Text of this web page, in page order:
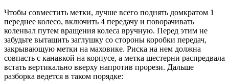
Чтобы совместить метки, лучше всего поднять домкратом 1
переднее колесо, включить 4 передачу и поворачивать
коленвал путем вращения колеса вручную. Перед этим не
забудьте вытащить заглушку со стороны коробки передач,
закрывающую метки на маховике. Риска на нем должна
совпасть с канавкой на корпусе, а метка шестерни распредвала
встать вертикально вверху напротив прорези. Дальше
разборка ведется в таком порядке: